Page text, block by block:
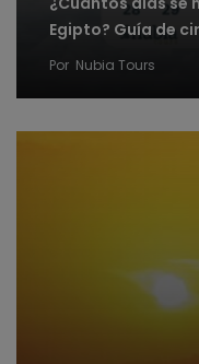
Egipto? Guía de
Por Nubia Tours